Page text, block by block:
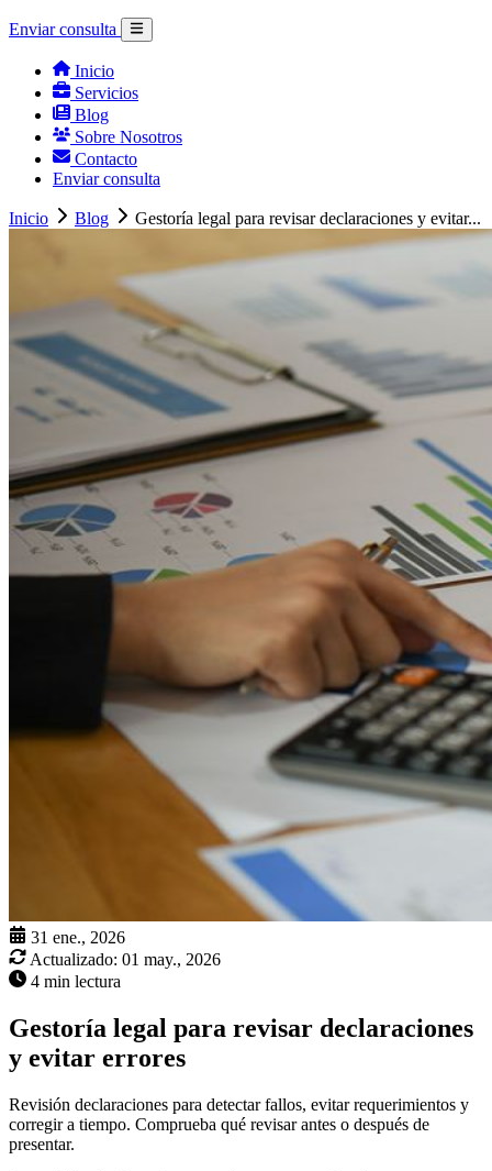
Enviar consulta
Inicio
Servicios
Blog
Sobre Nosotros
Contacto
Enviar consulta
Inicio Blog Gestoría legal para revisar declaraciones y evitar...
31 ene., 2026
Actualizado: 01 may., 2026
4 min lectura
Gestoría legal para revisar declaraciones
y evitar errores
Revisión declaraciones para detectar fallos, evitar requerimientos y
corregir a tiempo. Comprueba qué revisar antes o después de
presentar.